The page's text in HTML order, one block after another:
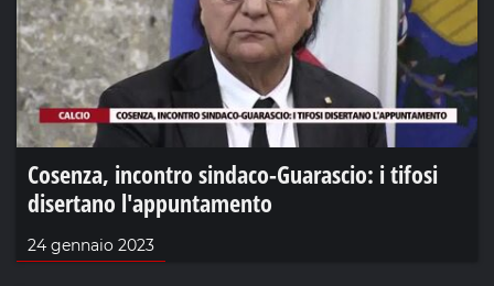
Cosenza, incontro sindaco-Guarascio: i tifosi
disertano l'appuntamento
24 gennaio 2023